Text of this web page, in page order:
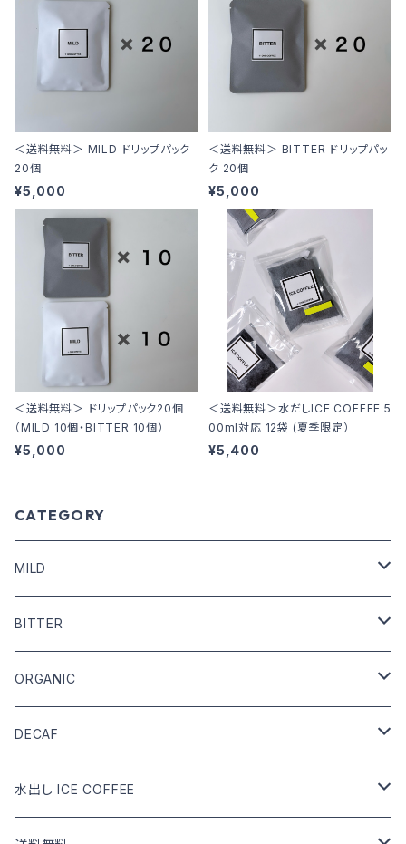
＜送料無料＞ MILD ドリップパック
20個
¥5,000
＜送料無料＞ BITTER ドリップパッ
ク 20個
¥5,000
＜送料無料＞ ドリップパック20個
（MILD 10個・BITTER 10個）
¥5,000
＜送料無料＞水だしICE COFFEE 5
00ml対応 12袋 (夏季限定）
¥5,400
CATEGORY
MILD
COFFEE BEANS
DRIP COFFEE
DRIP COFFEE mix
BITTER
COFFEE BEANS
DRIP COFFEE
DRIP COFFEE mix
ORGANIC
COFFEE BEANS
DRIP COFFEE
DECAF
COFFEE BEANS
水出し ICE COFFEE